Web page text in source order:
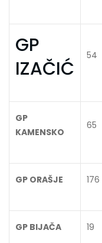
GP
IZAČIĆ
54
GP
KAMENSKO
65
GP ORAŠJE 176
GP BIJAČA 19